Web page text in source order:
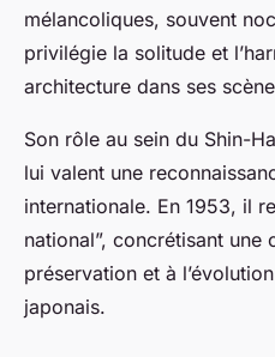
mélancoliques, souvent
privilégie la solitude et
architecture dans ses
Son rôle au sein du Shin-
lui valent une
internationale. En 1953, il
national”, concrétisant une
préservation et à
japonais.